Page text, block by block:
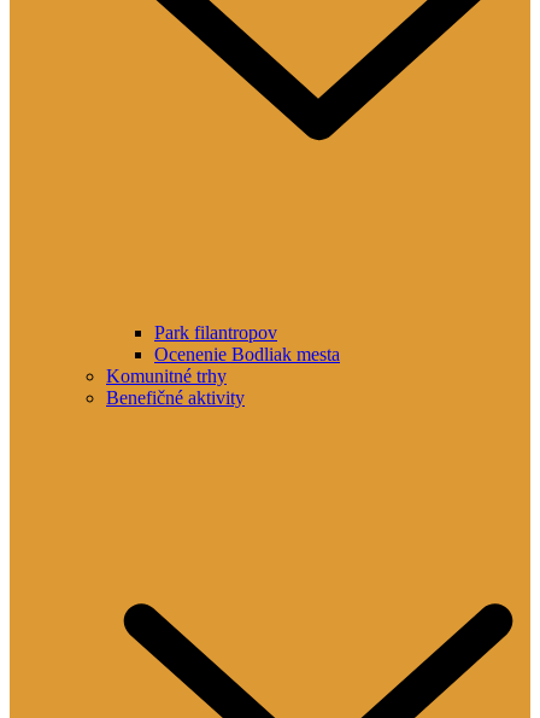
Park filantropov
Ocenenie Bodliak mesta
Komunitné trhy
Benefičné aktivity